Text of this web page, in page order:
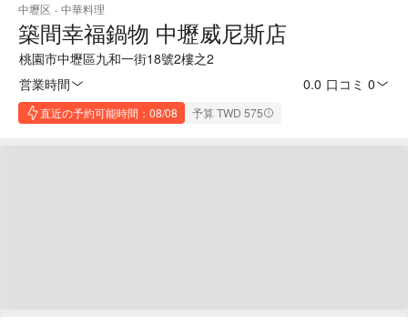
中壢区 · 中華料理
築間幸福鍋物 中壢威尼斯店
桃園市中壢區九和一街18號2樓之2
営業時間
0.0 口コミ 0
直近の予約可能時間：08/08 予算 TWD 575